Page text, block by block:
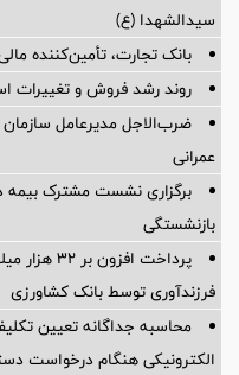
سیدالشهدا (ع)
بانک تجارت، تأمین‌کننده مالی پروژه
روند رشد فروش و تغییرات
ضرب‌الاجل مدیرعامل سازمان
عمرانی
برگزاری نشست مشترک بیمه
بازنشستگی
پرداخت
فرزندآوری توسط بانک کشاورزی
الکترونیکی هنگام درخواست